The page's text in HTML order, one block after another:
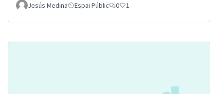
Jesús Medina
Espai Públic 0 1